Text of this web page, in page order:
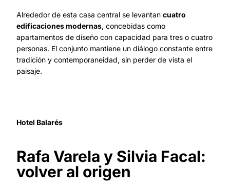
Alrededor de esta casa central se levantan cuatro
edificaciones modernas, concebidas como
apartamentos de diseño con capacidad para tres o cuatro
personas. El conjunto mantiene un diálogo constante entre
tradición y contemporaneidad, sin perder de vista el
paisaje.
Hotel Balarés
Rafa Varela y Silvia Facal:
volver al origen